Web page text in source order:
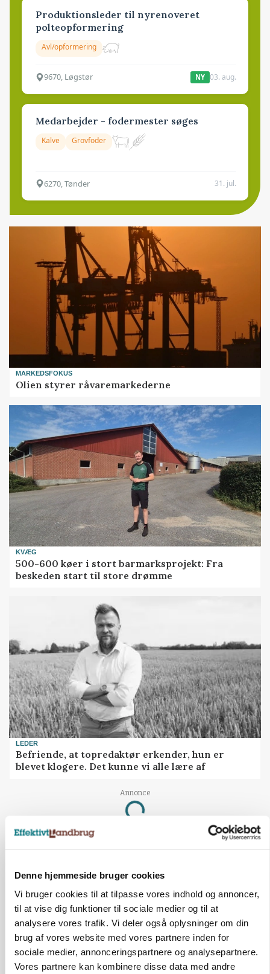
Denne hjemmeside bruger cookies
Vi bruger cookies til at tilpasse vores indhold og annoncer,
til at vise dig funktioner til sociale medier og til at
analysere vores trafik. Vi deler også oplysninger om din
brug af vores website med vores partnere inden for
sociale medier, annonceringspartnere og analysepartnere.
Vores partnere kan kombinere disse data med andre
Produktionsleder til nyrenoveret
polteopformering
Avl/opformering
9670, Løgstør NY 03. aug.
Medarbejder - fodermester søges
Kalve Grovfoder
6270, Tønder 31. jul.
MARKEDSFOKUS
Olien styrer råvaremarkederne
KVÆG
500-600 køer i stort barmarksprojekt: Fra
beskeden start til store drømme
LEDER
Befriende, at topredaktør erkender, hun er
blevet klogere. Det kunne vi alle lære af
Annonce
Loading...